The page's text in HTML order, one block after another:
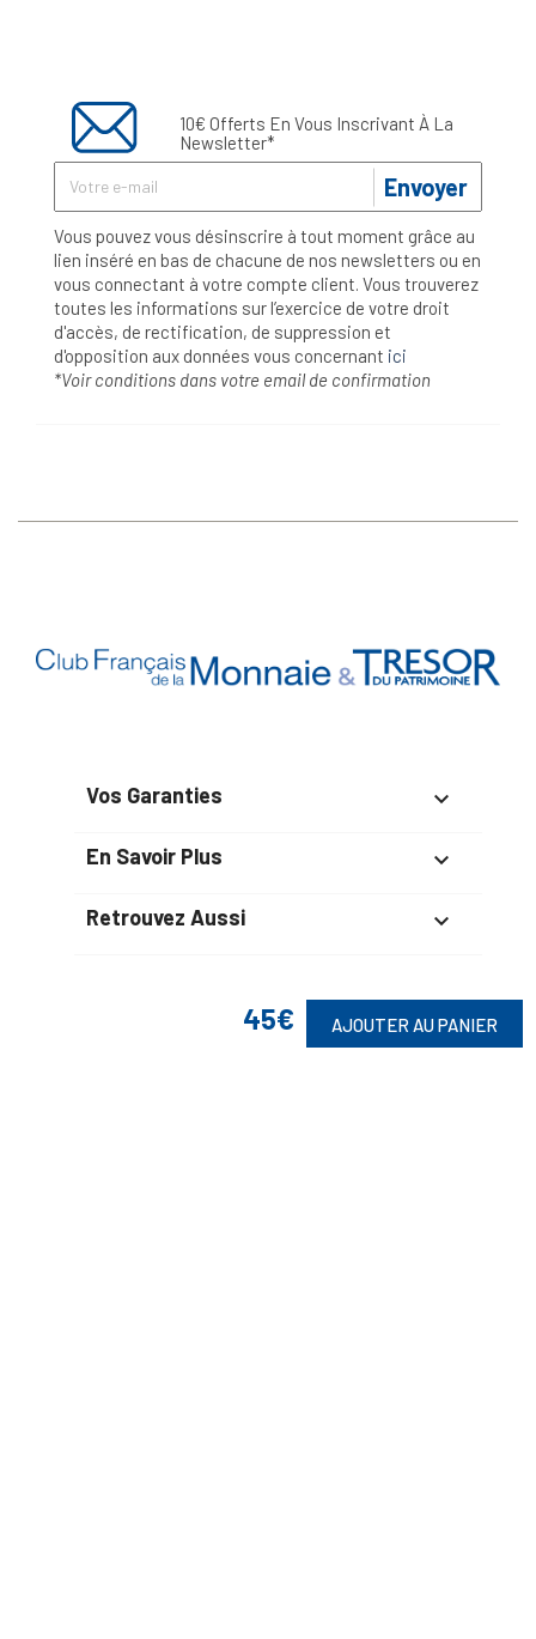
45€ AJOUTER AU PANIER
10€ Offerts En Vous Inscrivant À La
Newsletter*
Envoyer
Vous pouvez vous désinscrire à tout moment grâce au
lien inséré en bas de chacune de nos newsletters ou en
vous connectant à votre compte client. Vous trouverez
toutes les informations sur l’exercice de votre droit
d'accès, de rectification, de suppression et
d'opposition aux données vous concernant ici
*Voir conditions dans votre email de confirmation
Vos Garanties 
En Savoir Plus 
Retrouvez Aussi 
Suivez-Nous